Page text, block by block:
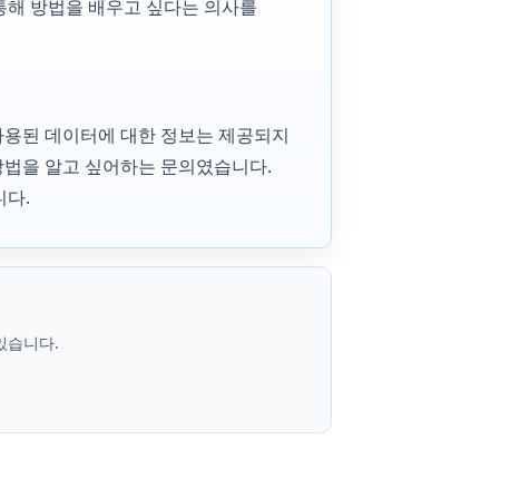
방법을 배우고 싶다는 의사를
된 데이터에 대한 정보는 제공되지
을 알고 싶어하는 문의였습니다.
다.
습니다.